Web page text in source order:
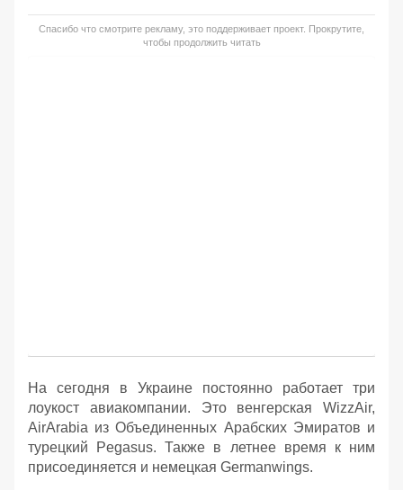
Спасибо что смотрите рекламу, это поддерживает проект. Прокрутите,
чтобы продолжить читать
На сегодня в Украине постоянно работает три
лоукост авиакомпании. Это венгерская WizzAir,
AirArabia из Объединенных Арабских Эмиратов и
турецкий Pegasus. Также в летнее время к ним
присоединяется и немецкая Germanwings.